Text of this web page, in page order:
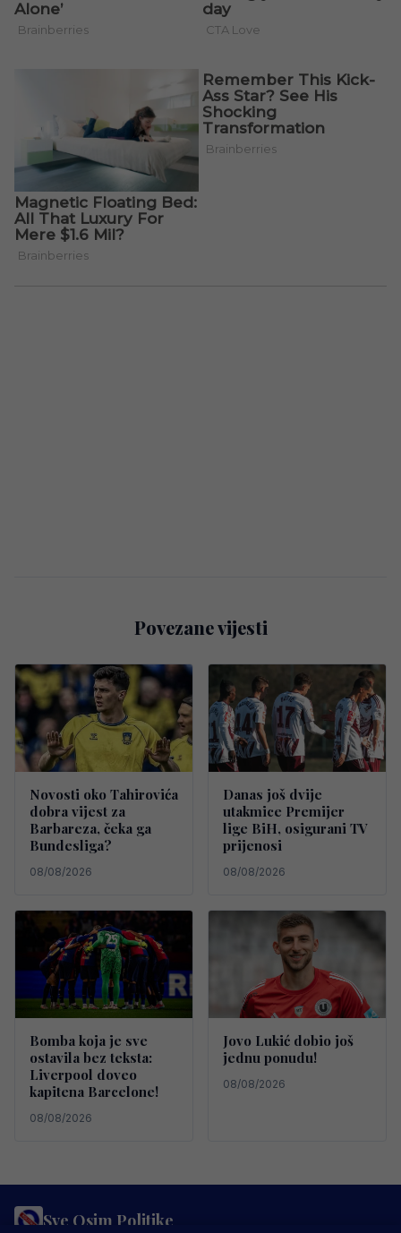
Povezane vijesti
Novosti oko Tahirovića
dobra vijest za
Barbareza, čeka ga
Bundesliga?
08/08/2026
Danas još dvije
utakmice Premijer
lige BiH, osigurani TV
prijenosi
08/08/2026
Bomba koja je sve
ostavila bez teksta:
Liverpool doveo
kapitena Barcelone!
08/08/2026
Jovo Lukić dobio još
jednu ponudu!
08/08/2026
Sve Osim Politike